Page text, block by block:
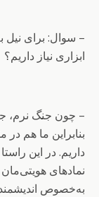
– سوال: برای نیل
ابزاری نیاز داریم؟
– چون جنگ نرم،
بنابراین ما هم در
داریم. در این
نمادهای
به‌خصوص